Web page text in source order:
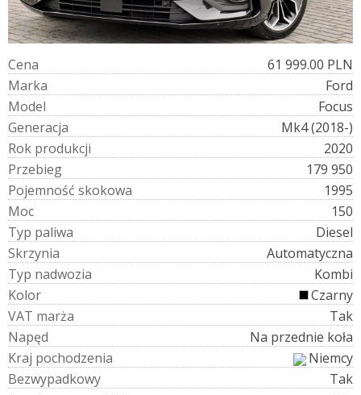
Cena
61 999.00 PLN
Marka
Ford
Model
Focus
Generacja
Mk4 (2018-)
Rok produkcji
2020
Przebieg
179 950
Pojemność skokowa
1995
Moc
150
Typ paliwa
Diesel
Skrzynia
Automatyczna
Typ nadwozia
Kombi
Kolor
Czarny
VAT marża
Tak
Napęd
Na przednie koła
Kraj pochodzenia
Niemcy
Bezwypadkowy
Tak